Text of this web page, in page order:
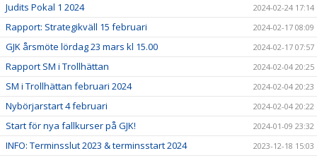
Judits Pokal 1 2024 2024-02-24 17:14
Rapport: Strategikväll 15 februari 2024-02-17 08:09
GJK årsmöte lördag 23 mars kl 15.00 2024-02-17 07:57
Rapport SM i Trollhättan 2024-02-04 20:25
SM i Trollhättan februari 2024 2024-02-04 20:23
Nybörjarstart 4 februari 2024-02-04 20:22
Start för nya fallkurser på GJK! 2024-01-09 23:32
INFO: Terminsslut 2023 & terminsstart 2024 2023-12-18 15:03